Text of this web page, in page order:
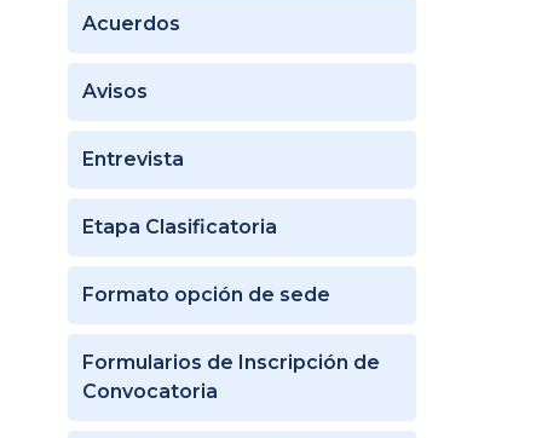
Acuerdos
Avisos
Entrevista
Etapa Clasificatoria
Formato opción de sede
Formularios de Inscripción de
Convocatoria